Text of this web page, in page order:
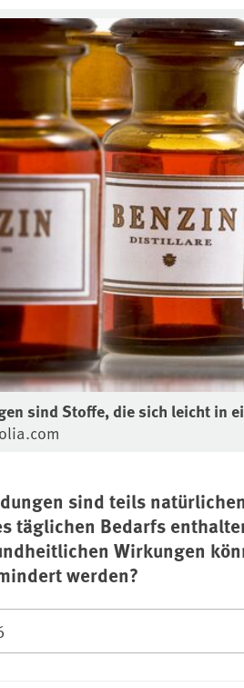
sind Stoffe, die sich leicht in
sind teils
täglichen Bedarfs
Wirkungen
werden?